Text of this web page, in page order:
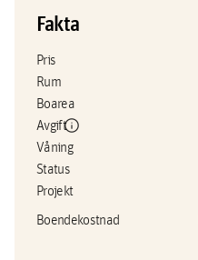
Fakta
Pris
Rum
Boarea
Avgiftinfo
Våning
Status
Projekt
Boendekostnad